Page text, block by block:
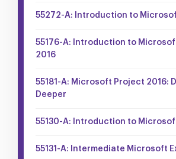
55272-A: Introduction to
55176-A: Introduction to
2016
55181-A: Microsoft Project 2016:
Deeper
55130-A: Introduction to
55131-A: Intermediate Microsoft